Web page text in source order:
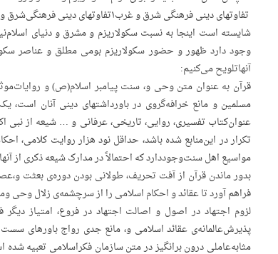
‌ ‌تفاوتهای‌ دینی‌ فرهنگی‌ شرق‌ و غرب۱تفاوتهای‌ دینی‌ فرهنگی‌شرق‌ و غرب، ۳
شایسته‌ است‌ اینجا به‌ نسبت‌ سکولاریزم‌ و مشرق‌ و دنیای‌
وجود دارد ظهور و حضور سکولاریزم‌ بومی‌ مطلق‌ و عناصر
آنهاتلویح‌ می‌کنیم:
قرآن‌ به‌ عنوان‌ متن‌ وحی‌ و، سنت‌ پیامبر اسلام(ص) و
عنوان‌کتاب‌ تفسیری، روایی، تاریخی، عرفانی‌ و … شیعه‌ از
تکرار در این‌منابع‌ شده‌ باشد، حداقل‌ نود هزار روایت‌ کلامی،
مواسیع‌ اهل‌ سنت‌وجوددارد که‌ احتمالاً‌ در مدارک‌ شیعه‌ ذکری‌ از
فراهم‌ آورد تا عقائد و احکام‌ اسلامی‌ را از سرچشمه‌ی‌ زلال‌ وحی‌
لزوم‌ اجتهاد در اصول‌ و اصالت‌ اجتهاد در فروع، امتیاز
پذیرش‌عالمانه‌ی‌ عقائد اسلامی‌ و، مانع‌ جد‌ی‌ رواج‌ باورهای‌
مثابه‌عاملی‌ درون‌ برانگیز در متن‌ سازمان‌ فکراسلامی‌ تعبیه‌
WordPress Carousel Free Version
حریت و مدارات